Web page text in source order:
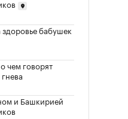
бабушек
чем говорят
и Башкирией